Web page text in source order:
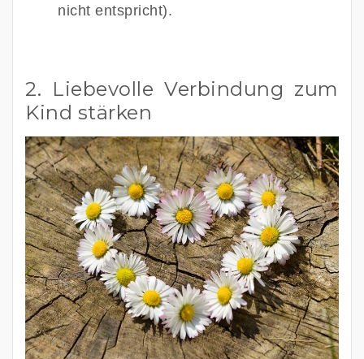
nicht entspricht).
2. Liebevolle Verbindung zum
Kind stärken